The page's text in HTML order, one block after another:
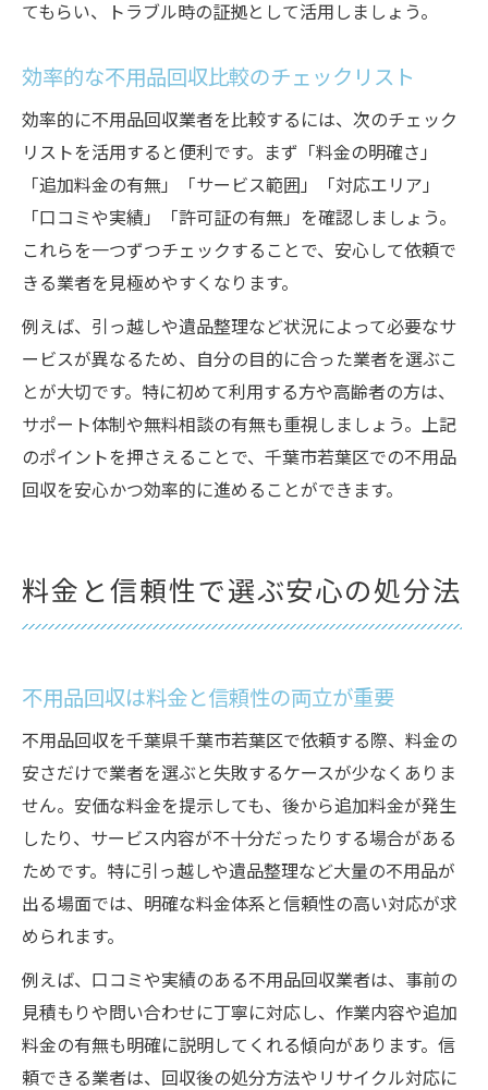
てもらい、トラブル時の証拠として活用しましょう。
効率的な不用品回収比較のチェックリスト
効率的に不用品回収業者を比較するには、次のチェック
リストを活用すると便利です。まず「料金の明確さ」
「追加料金の有無」「サービス範囲」「対応エリア」
「口コミや実績」「許可証の有無」を確認しましょう。
これらを一つずつチェックすることで、安心して依頼で
きる業者を見極めやすくなります。
例えば、引っ越しや遺品整理など状況によって必要なサ
ービスが異なるため、自分の目的に合った業者を選ぶこ
とが大切です。特に初めて利用する方や高齢者の方は、
サポート体制や無料相談の有無も重視しましょう。上記
のポイントを押さえることで、千葉市若葉区での不用品
回収を安心かつ効率的に進めることができます。
料金と信頼性で選ぶ安心の処分法
不用品回収は料金と信頼性の両立が重要
不用品回収を千葉県千葉市若葉区で依頼する際、料金の
安さだけで業者を選ぶと失敗するケースが少なくありま
せん。安価な料金を提示しても、後から追加料金が発生
したり、サービス内容が不十分だったりする場合がある
ためです。特に引っ越しや遺品整理など大量の不用品が
出る場面では、明確な料金体系と信頼性の高い対応が求
められます。
例えば、口コミや実績のある不用品回収業者は、事前の
見積もりや問い合わせに丁寧に対応し、作業内容や追加
料金の有無も明確に説明してくれる傾向があります。信
頼できる業者は、回収後の処分方法やリサイクル対応に